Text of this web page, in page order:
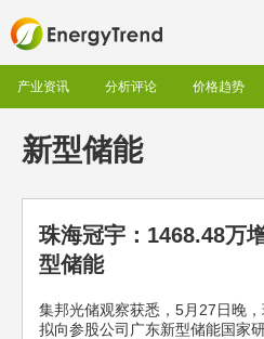
产业资讯 分析评论 价格趋势
新型储能
珠海冠宇：1468.48万
型储能
集邦光储观察获悉，5月27日晚
拟向参股公司广东新型储能国家